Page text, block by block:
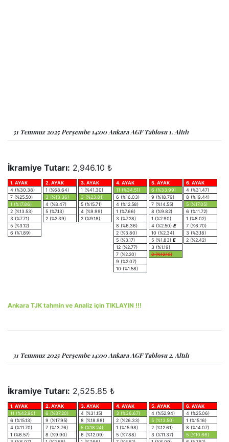
31 Temmuz 2025 Perşembe 14:00 Ankara AGF Tablosu 1. Altılı
İkramiye Tutarı: 2,946.10 ₺
1. AYAK
4 (%30.38)
7 (%25.50)
1 (%17.86)
2 (%13.53)
3 (%7.71)
5 (%3.12)
6 (%1.89)
2. AYAK
1 (%68.64)
3 (%13.36)
4 (%8.47)
5 (%7.13)
2 (%2.39)
3. AYAK
1 (%41.30)
3 (%23.81)
5 (%15.71)
4 (%9.99)
2 (%9.18)
4. AYAK
11 (%34.51)
6 (%16.03)
4 (%12.58)
1 (%7.66)
3 (%7.28)
8 (%6.36)
2 (%3.80)
5 (%3.17)
12 (%2.77)
7 (%2.20)
9 (%2.07)
10 (%1.58)
5. AYAK
6 (%33.99)
9 (%18.79)
7 (%14.55)
8 (%9.82)
1 (%2.90)
4 (%2.50) E
10 (%2.34)
5 (%1.83) E
3 (%1.19)
2 (%12.10)
6. AYAK
4 (%31.47)
8 (%19.44)
5 (%17.05)
6 (%11.72)
1 (%8.02)
7 (%6.70)
3 (%3.18)
2 (%2.42)
Ankara TJK tahmin ve Analiz için TIKLAYIN !!!
31 Temmuz 2025 Perşembe 14:00 Ankara AGF Tablosu 2. Altılı
İkramiye Tutarı: 2,525.85 ₺
1. AYAK
11 (%42.90)
6 (%15.13)
4 (%11.70)
1 (%6.57)
2. AYAK
6 (%37.20)
9 (%17.95)
7 (%13.76)
8 (%9.90)
3. AYAK
4 (%31.15)
8 (%18.98)
5 (%18.24)
6 (%12.09)
4. AYAK
3 (%36.67)
2 (%26.33)
1 (%15.98)
5 (%7.88)
5. AYAK
4 (%52.94)
5 (%13.50)
2 (%12.61)
3 (%11.37)
6. AYAK
4 (%25.06)
1 (%15.16)
8 (%14.07)
5 (%10.66)